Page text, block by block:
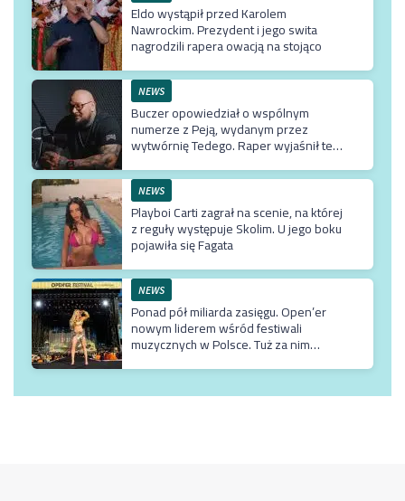
Eldo wystąpił przed Karolem
Nawrockim. Prezydent i jego swita
nagrodzili rapera owacją na stojąco
NEWS
Buczer opowiedział o wspólnym
numerze z Peją, wydanym przez
wytwórnię Tedego. Raper wyjaśnił też
kanału Wielkie Joł
NEWS
Playboi Carti zagrał na scenie, na której
z reguły występuje Skolim. U jego boku
pojawiła się Fagata
NEWS
Ponad pół miliarda zasięgu. Open’er
nowym liderem wśród festiwali
muzycznych w Polsce. Tuż za nim